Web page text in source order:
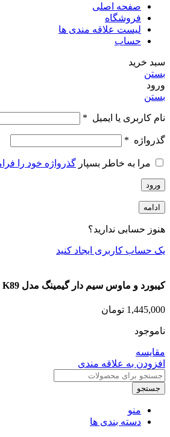
صفحه اصلی
فروشگاه
لیست علاقه مندی ها
حساب
سبد خرید
بستن
ورود
بستن
نام کاربری یا ایمیل *
گذرواژه *
مرا به خاطر بسپار گذرواژه خود را
ورود
ادامه
هنوز حسابی ندارید؟
یک حساب کاربری ایجاد کنید
کیبورد و ماوس سیم دار گیمینگ مدل K89
1,445,000 تومان
ناموجود
مقایسه
افزودن به علاقه مندی
جستجو
منو
دسته بندی ها